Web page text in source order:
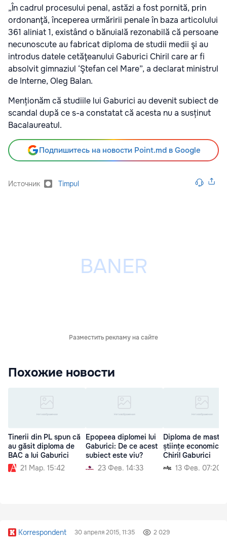
„În cadrul procesului penal, astăzi a fost pornită, prin
ordonanţă, începerea urmăririi penale în baza articolului
361 aliniat 1, existând o bănuială rezonabilă că persoane
necunoscute au fabricat diploma de studii medii şi au
introdus datele cetăţeanului Gaburici Chiril care ar fi
absolvit gimnaziul ‘Ştefan cel Mare”, a declarat ministrul
de Interne, Oleg Balan.
Menționăm că studiile lui Gaburici au devenit subiect de
scandal după ce s-a constatat că acesta nu a susținut
Bacalaureatul.
Подпишитесь на новости Point.md в Google
Источник Timpul
Разместить рекламу на сайте
Похожие новости
Tinerii din PL spun că
au găsit diploma de
BAC a lui Gaburici
21 Мар. 15:42
Epopeea diplomei lui
Gaburici: De ce acest
subiect este viu?
23 Фев. 14:33
Diploma de
științe economice
Chiril Gaburici
13 Фев. 07:20
Korrespondent 30 апреля 2015, 11:35 2 029